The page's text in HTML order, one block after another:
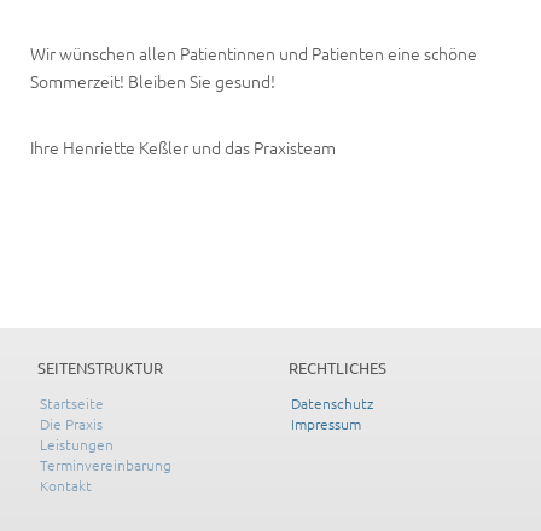
Wir wünschen allen Patientinnen und Patienten eine schöne
Sommerzeit! Bleiben Sie gesund!
Ihre Henriette Keßler und das Praxisteam
SEITENSTRUKTUR
Startseite
Die Praxis
Leistungen
Terminvereinbarung
Kontakt
RECHTLICHES
Datenschutz
Impressum